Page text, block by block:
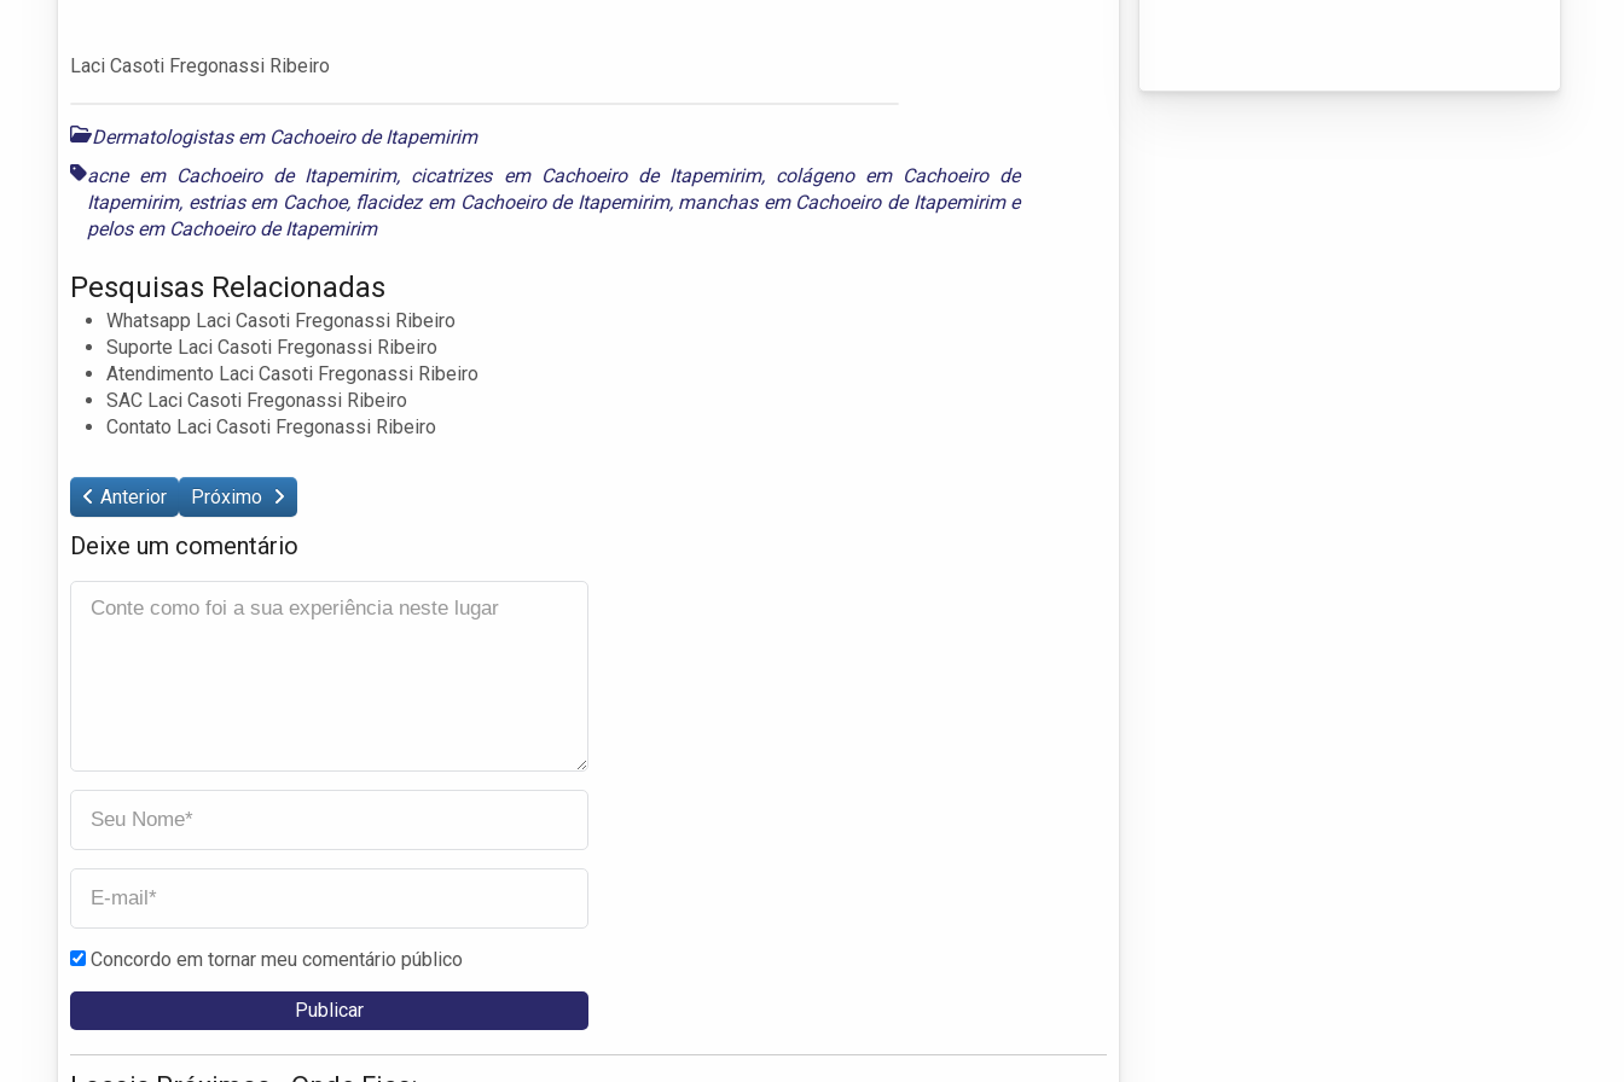
Laci Casoti Fregonassi Ribeiro
Dermatologistas em Cachoeiro de Itapemirim
acne em Cachoeiro de Itapemirim, cicatrizes em Cachoeiro de Itapemirim, colágeno em Cachoeiro de
Itapemirim, estrias em Cachoe, flacidez em Cachoeiro de Itapemirim, manchas em Cachoeiro de Itapemirime
pelos em Cachoeiro de Itapemirim
Pesquisas Relacionadas
Whatsapp Laci Casoti Fregonassi Ribeiro
Suporte Laci Casoti Fregonassi Ribeiro
Atendimento Laci Casoti Fregonassi Ribeiro
SAC Laci Casoti Fregonassi Ribeiro
Contato Laci Casoti Fregonassi Ribeiro
Anterior Próximo
Deixe um comentário
Concordo em tornar meu comentário público